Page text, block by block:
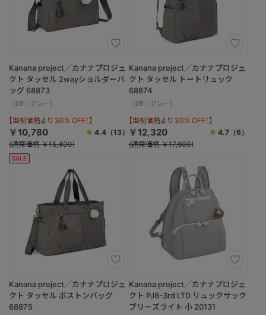
Kanana project／カナナプロジェ
クト タッセル 2wayショルダーバ
ッグ 68873
（09：グレー）
【当初価格より 30% OFF！】
￥10,780 4.4（13）
(通常価格 ￥15,400)
Kanana project／カナナプロジェ
クト タッセル トートリュック
68874
（09：グレー）
【当初価格より 30% OFF！】
￥12,320 4.7 （6）
(通常価格 ￥17,600)
SALE
Kanana project／カナナプロジェ
クト タッセル ボストンバッグ
68875
Kanana project／カナナプロジェ
クト PJ8-3rd LTD リュックサック
ブリーズライト 小 20131